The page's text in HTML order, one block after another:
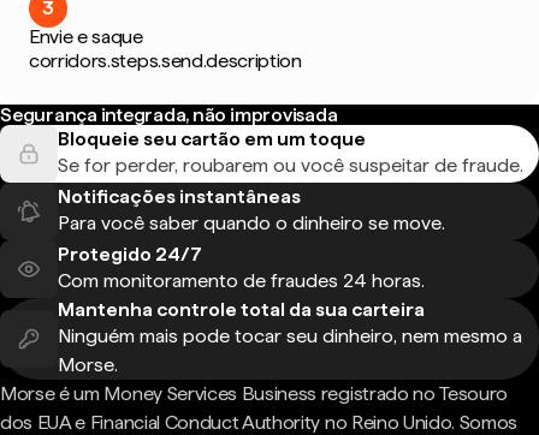
3
Envie e saque
corridors.steps.send.description
Segurança integrada, não improvisada
Bloqueie seu cartão em um toque
Se for perder, roubarem ou você suspeitar de fraude.
Notificações instantâneas
Para você saber quando o dinheiro se move.
Protegido 24/7
Com monitoramento de fraudes 24 horas.
Mantenha controle total da sua carteira
Ninguém mais pode tocar seu dinheiro, nem mesmo a
Morse.
Morse é um Money Services Business registrado no Tesouro
dos EUA e Financial Conduct Authority no Reino Unido. Somos